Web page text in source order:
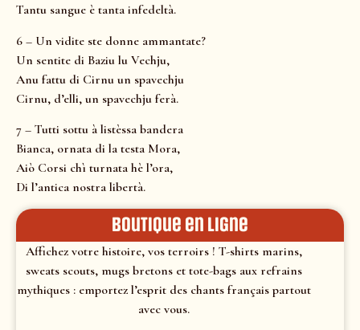
Tantu sangue è tanta infedeltà.
6 – Un vidite ste donne ammantate?
Un sentite di Baziu lu Vechju,
Anu fattu di Cirnu un spavechju
Cirnu, d’elli, un spavechju ferà.
7 – Tutti sottu à listèssa bandera
Bianca, ornata di la testa Mora,
Aiò Corsi chì turnata hè l’ora,
Di l’antica nostra libertà.
Boutique en ligne
Affichez votre histoire, vos terroirs ! T-shirts marins,
sweats scouts, mugs bretons et tote-bags aux refrains
mythiques : emportez l’esprit des chants français partout
avec vous.